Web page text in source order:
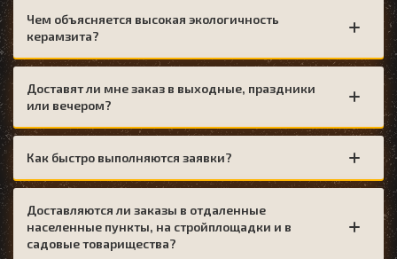
Чем объясняется высокая экологичность
керамзита?
Доставят ли мне заказ в выходные, праздники
или вечером?
Как быстро выполняются заявки?
Доставляются ли заказы в отдаленные
населенные пункты, на стройплощадки и в
садовые товарищества?